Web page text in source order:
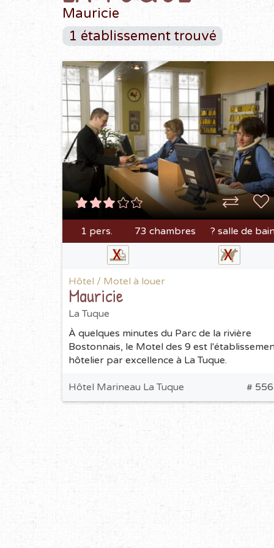
Mauricie
1 établissement trouvé
1 pers. 73 chambres ? salle de
Hôtel / Motel à louer
Mauricie
La Tuque
À quelques minutes du Parc de la rivière
Bostonnais, le Motel des 9 est
hôtelier par excellence à La Tuque.
Hôtel Marineau La Tuque #